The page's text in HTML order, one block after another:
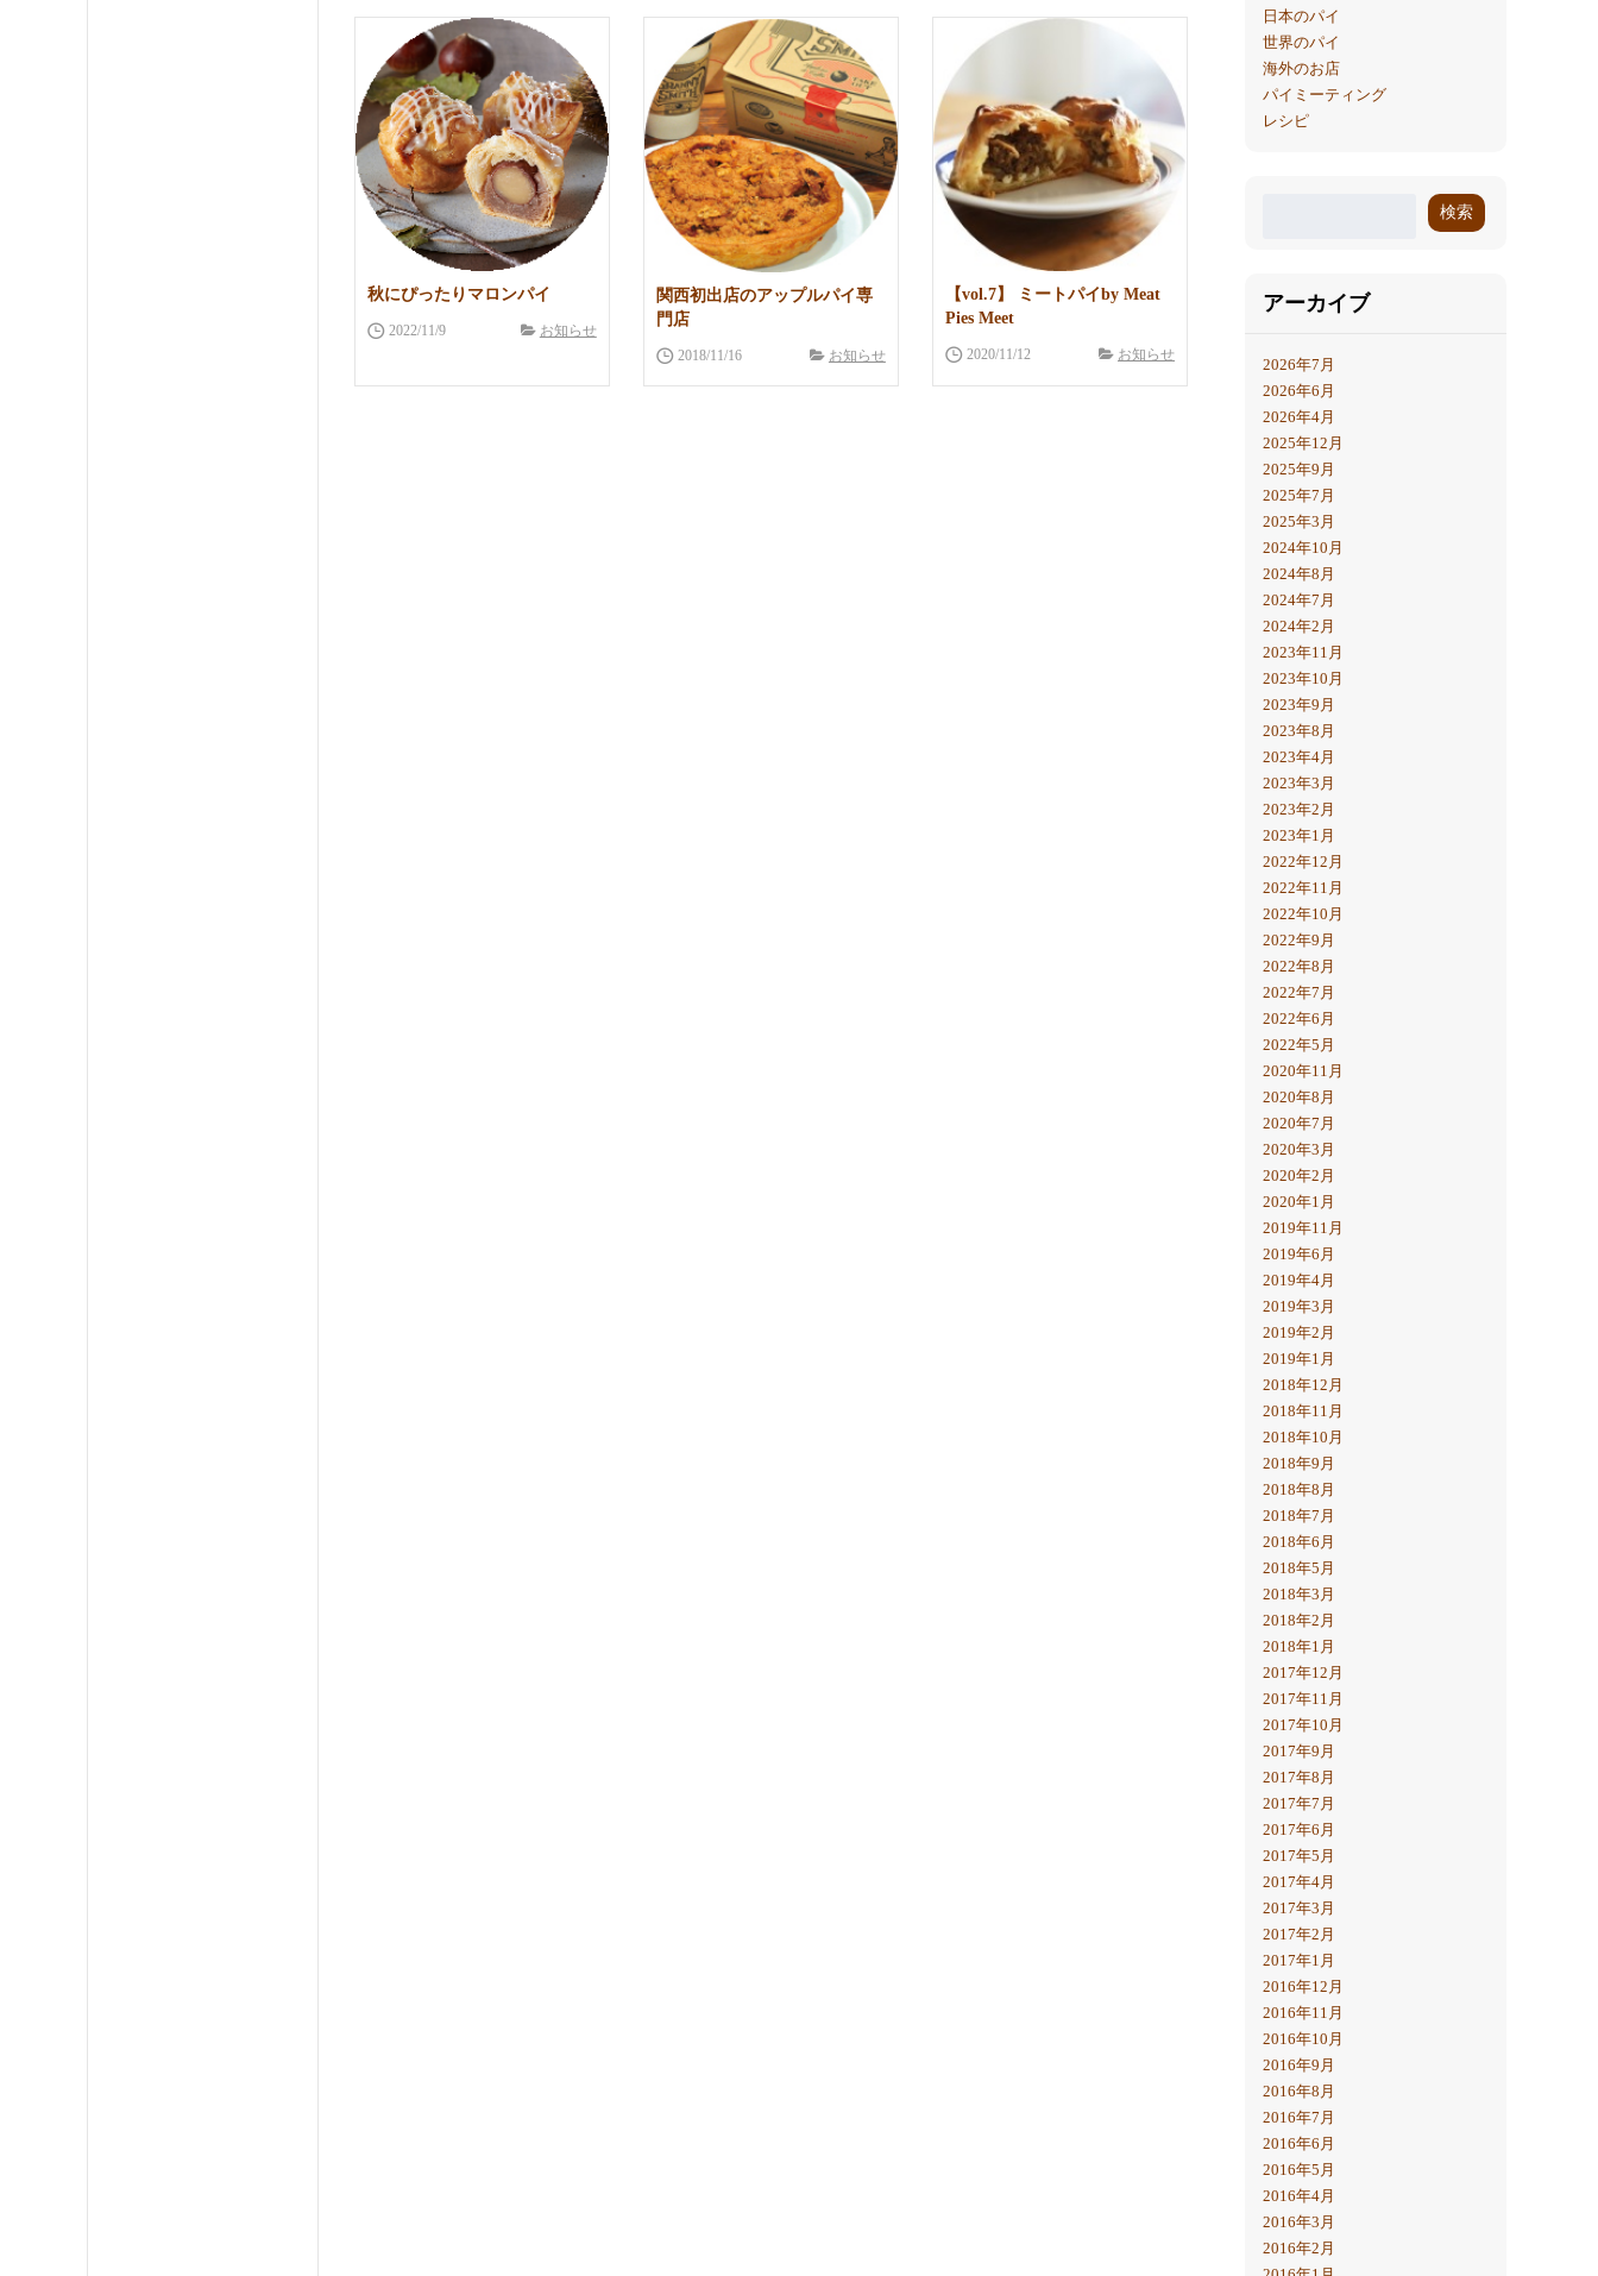
秋にぴったりマロンパイ
2022/11/9 お知らせ
関西初出店のアップルパイ専
門店
2018/11/16 お知らせ
【vol.7】 ミートパイby Meat
Pies Meet
2020/11/12 お知らせ
日本のパイ
世界のパイ
海外のお店
パイミーティング
レシピ
検索
アーカイブ
2026年7月
2026年6月
2026年4月
2025年12月
2025年9月
2025年7月
2025年3月
2024年10月
2024年8月
2024年7月
2024年2月
2023年11月
2023年10月
2023年9月
2023年8月
2023年4月
2023年3月
2023年2月
2023年1月
2022年12月
2022年11月
2022年10月
2022年9月
2022年8月
2022年7月
2022年6月
2022年5月
2020年11月
2020年8月
2020年7月
2020年3月
2020年2月
2020年1月
2019年11月
2019年6月
2019年4月
2019年3月
2019年2月
2019年1月
2018年12月
2018年11月
2018年10月
2018年9月
2018年8月
2018年7月
2018年6月
2018年5月
2018年3月
2018年2月
2018年1月
2017年12月
2017年11月
2017年10月
2017年9月
2017年8月
2017年7月
2017年6月
2017年5月
2017年4月
2017年3月
2017年2月
2017年1月
2016年12月
2016年11月
2016年10月
2016年9月
2016年8月
2016年7月
2016年6月
2016年5月
2016年4月
2016年3月
2016年2月